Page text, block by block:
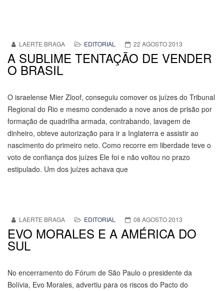
LAERTE BRAGA EDITORIAL 22 AGOSTO 2013
A SUBLIME TENTAÇÃO DE VENDER
O BRASIL
O israelense Mier Zloof, conseguiu comover os juízes do Tribunal
Regional do Rio e mesmo condenado a nove anos de prisão por
formação de quadrilha armada, contrabando, lavagem de
dinheiro, obteve autorização para ir a Inglaterra e assistir ao
nascimento do primeiro neto. Como recorre em liberdade teve o
voto de confiança dos juízes Ele foi e não voltou no prazo
estipulado. Um dos juízes achava que
LAERTE BRAGA EDITORIAL 08 AGOSTO 2013
EVO MORALES E A AMÉRICA DO
SUL
No encerramento do Fórum de São Paulo o presidente da
Bolívia, Evo Morales, advertiu para os riscos do Pacto do